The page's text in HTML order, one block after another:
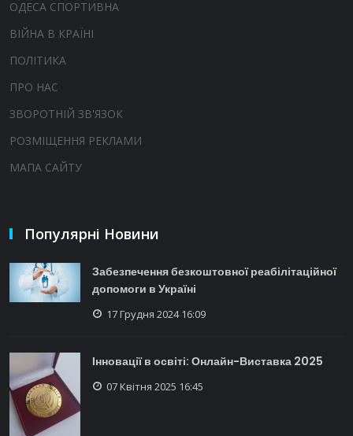
ОДЕСА СПОРТИВНА
ВІЙНА В КРАЇНІ
ПОЛІТИКА
ПРО НАС
ЗВОРОТНІЙ ЗВ'ЯЗОК
РОЗМІЩЕННЯ РЕКЛАМИ
МАПА САЙТУ
Популярні Новини
Забезпечення безкоштовної реабілітаційної
допомоги в Україні
17 Грудня 2024 16:09
Інновації в освіті: Онлайн-Виставка 2025
07 Квітня 2025 16:45